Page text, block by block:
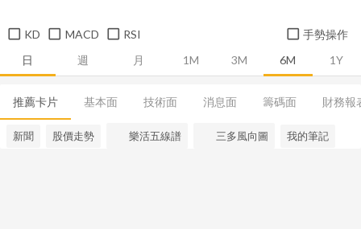
日 週 月 1M 3M 6M 1Y
KD MACD RSI 手勢操作
推薦卡片 基本面 技術面 消息面 籌碼面 財務報
新聞 股價走勢 樂活五線譜 三多風向圖 我的筆記